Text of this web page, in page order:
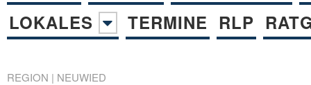
LOKALES
TERMINE RLP
REGION | NEUWIED